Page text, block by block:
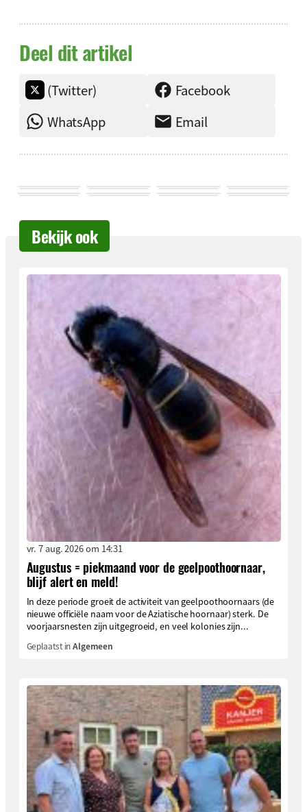
Deel dit artikel
(Twitter)
Facebook
WhatsApp
Email
Bekijk ook
vr. 7 aug. 2026 om 14:31
Augustus = piekmaand voor de geelpoothoornaar,
blijf alert en meld!
In deze periode groeit de activiteit van geelpoothoornaars (de
nieuwe officiële naam voor de Aziatische hoornaar) sterk. De
voorjaarsnesten zijn uitgegroeid, en veel kolonies zijn...
Geplaatst inAlgemeen